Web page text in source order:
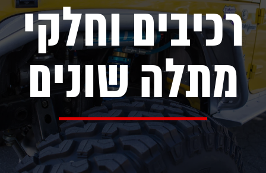
רכיבים וחלקי
מתלה שונים